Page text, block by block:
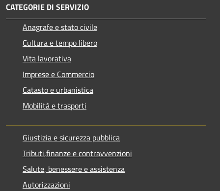
CATEGORIE DI SERVIZIO
Anagrafe e stato civile
Cultura e tempo libero
Vita lavorativa
Imprese e Commercio
Catasto e urbanistica
Mobilità e trasporti
Giustizia e sicurezza pubblica
Tributi,finanze e contravvenzioni
Salute, benessere e assistenza
Autorizzazioni